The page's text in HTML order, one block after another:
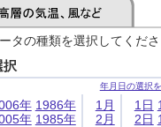
タの種類を選択してくだ
択
年月日の選択
年
年
1986年
1985年
1月
2月
1日
2日